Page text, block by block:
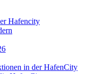
Hafencity
in der HafenCity